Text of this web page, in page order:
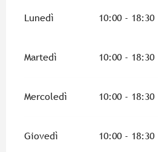
Lunedì 10:00 - 18:30
Martedì 10:00 - 18:30
Mercoledì 10:00 - 18:30
Giovedì 10:00 - 18:30